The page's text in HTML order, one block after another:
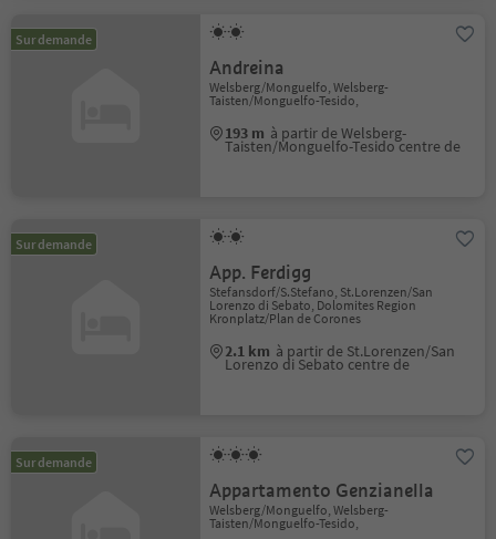
Sur demande
Andreina
Welsberg/Monguelfo, Welsberg-
Taisten/Monguelfo-Tesido,
193 m à partir de Welsberg-
Taisten/Monguelfo-Tesido centre de
Sur demande
App. Ferdigg
Stefansdorf/S.Stefano, St.Lorenzen/San
Lorenzo di Sebato, Dolomites Region
Kronplatz/Plan de Corones
2.1 km à partir de St.Lorenzen/San
Lorenzo di Sebato centre de
Sur demande
Appartamento Genzianella
Welsberg/Monguelfo, Welsberg-
Taisten/Monguelfo-Tesido,